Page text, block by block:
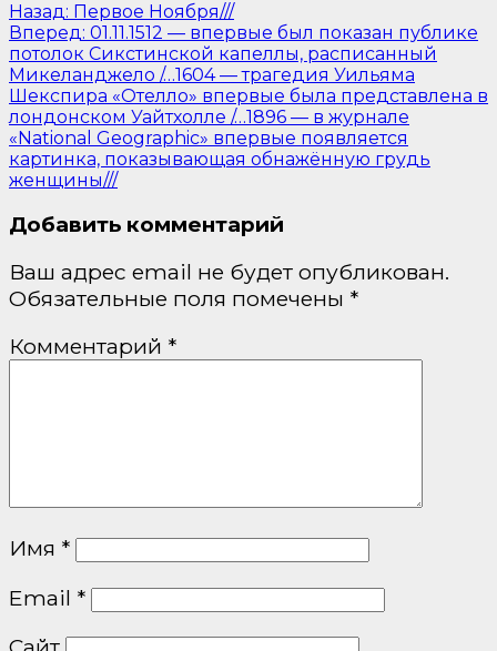
Назад: Первое Ноября///
Вперед: 01.11.1512 — впервые был показан публике
потолок Сикстинской капеллы, расписанный
Микеланджело /…1604 — трагедия Уильяма
Шекспира «Отелло» впервые была представлена в
лондонском Уайтхолле /…1896 — в журнале
«National Geographic» впервые появляется
картинка, показывающая обнажённую грудь
женщины///
Добавить комментарий
Ваш адрес email не будет опубликован.
Обязательные поля помечены *
Комментарий *
Имя *
Email *